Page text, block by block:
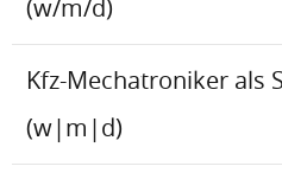
(w/m/d)
Kfz-Mechatroniker als
(w|m|d)